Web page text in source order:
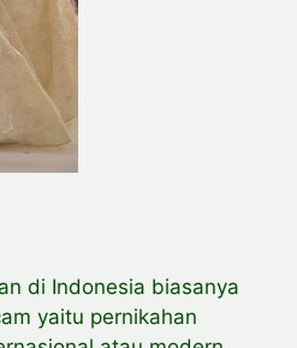
di Indonesia biasanya
yaitu pernikahan